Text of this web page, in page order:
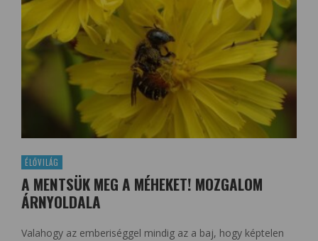
ÉLŐVILÁG
A MENTSÜK MEG A MÉHEKET! MOZGALOM
ÁRNYOLDALA
Valahogy az emberiséggel mindig az a baj, hogy képtelen